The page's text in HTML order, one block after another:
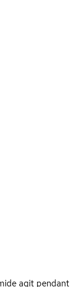
agit pendant